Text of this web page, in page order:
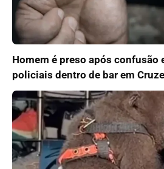
Homem é preso após confusão
policiais dentro de bar em